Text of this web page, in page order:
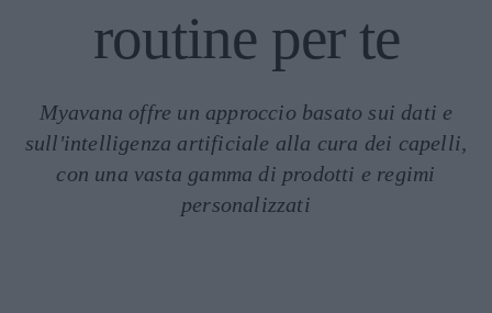
routine per te
Myavana offre un approccio basato sui dati e
sull'intelligenza artificiale alla cura dei capelli,
con una vasta gamma di prodotti e regimi
personalizzati